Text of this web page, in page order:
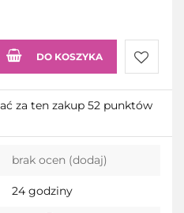
DO KOSZYKA
Do
za ten zakup 52 punktów
brak ocen (dodaj)
24 godziny